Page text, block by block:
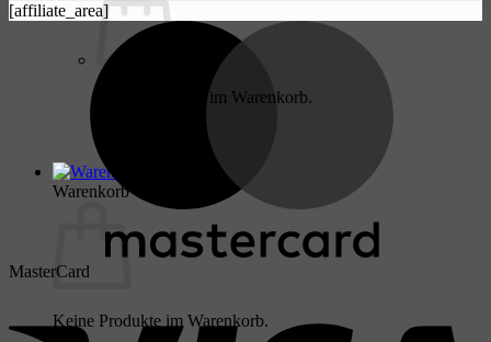
Keine Produkte im Warenkorb.
Warenkorb
Keine Produkte im Warenkorb.
[affiliate_area]
MasterCard